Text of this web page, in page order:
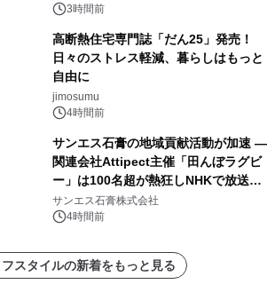
3時間前
高断熱住宅専門誌「だん25」発売！
日々のストレス軽減、暮らしはもっと
自由に
jimosumu
4時間前
サンエス石膏の地域貢献活動が加速 ―
関連会社Attipect主催「田んぼラグビ
ー」は100名超が熱狂しNHKで放送さ
れました。
サンエス石膏株式会社
4時間前
スタイルの新着をもっと見る